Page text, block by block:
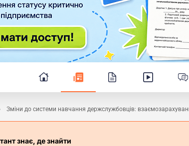
Зміни до системи навчання держслужбовців:
знає, де знайти